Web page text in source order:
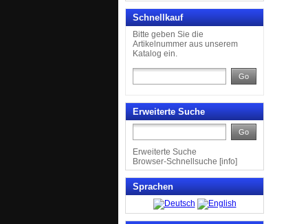
Schnellkauf
Bitte geben Sie die
Artikelnummer aus unserem
Katalog ein.
Go
Erweiterte Suche
Go
Erweiterte Suche
Browser-Schnellsuche [info]
Sprachen